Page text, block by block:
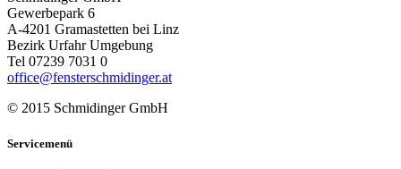
Gewerbepark 6
A-4201 Gramastetten bei Linz
Bezirk Urfahr Umgebung
Tel 07239 7031 0
office@fensterschmidinger.at
© 2015 Schmidinger GmbH
Servicemenü